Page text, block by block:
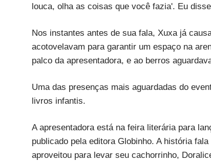
louca, olha as coisas que você fazia'. Eu
Nos instantes antes de sua fala, Xuxa já
acotovelavam para garantir um espaço na
palco da apresentadora, e ao berros
Uma das presenças mais aguardadas do
livros infantis.
A apresentadora está na feira literária para
publicado pela editora Globinho. A história
aproveitou para levar seu cachorrinho,